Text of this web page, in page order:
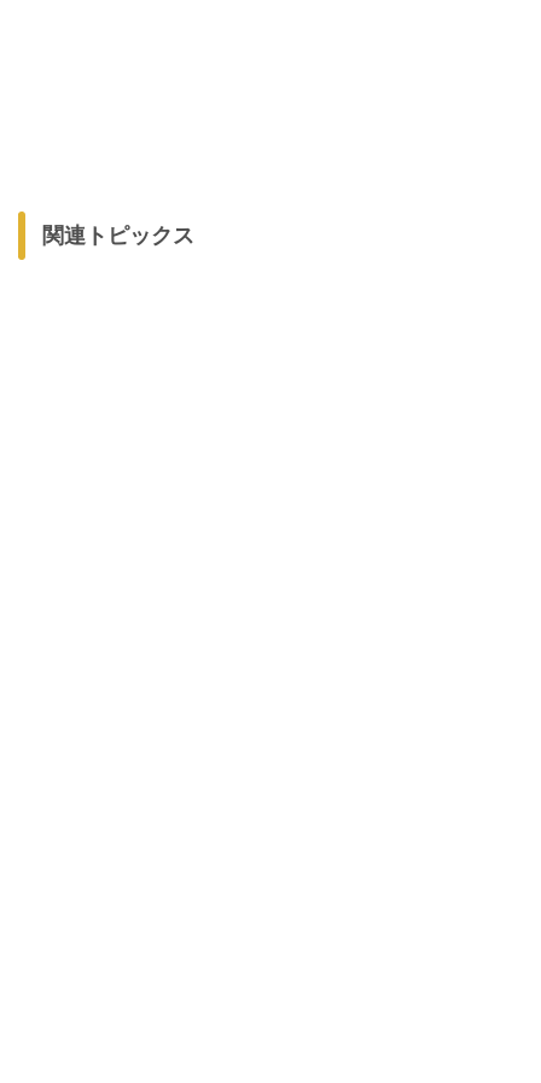
関連トピックス